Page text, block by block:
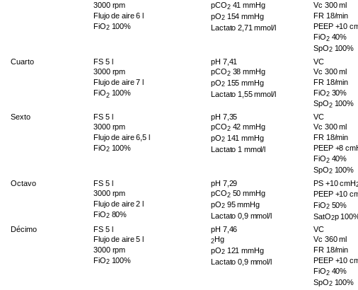
3000 rpm
Flujo de aire 6 l
FiO2100%
pCO241 mmHg
pO2154 mmHg
Lactato 2,71 mmol/l
Vc 300 ml
FR 18/min
PEEP +10
FiO240%
SpO2100%
Cuarto
FS 5 l
3000 rpm
Flujo de aire 7 l
FiO2100%
pH 7,41
pCO238 mmHg
pO2155 mmHg
Lactato 1,55 mmol/l
VC
Vc 300 ml
FR 18/min
FiO230%
SpO2100%
Sexto
FS 5 l
3000 rpm
Flujo de aire 6,5 l
FiO2100%
pH 7,35
pCO242 mmHg
pO2141 mmHg
Lactato 1 mmol/l
VC
Vc 300 ml
FR 18/min
PEEP +8
FiO240%
SpO2100%
Octavo
FS 5 l
3000 rpm
Flujo de aire 2 l
FiO280%
pH 7,29
pCO250 mmHg
pO295 mmHg
Lactato 0,9 mmol/l
PS +10 cmH
PEEP +10
FiO250%
SatO2p
Décimo
FS 5 l
Flujo de aire 5 l
3000 rpm
FiO2100%
pH 7,46
2Hg
pO2121 mmHg
Lactato 0,9 mmol/l
VC
Vc 360 ml
FR 18/min
PEEP +10
FiO240%
SpO2100%